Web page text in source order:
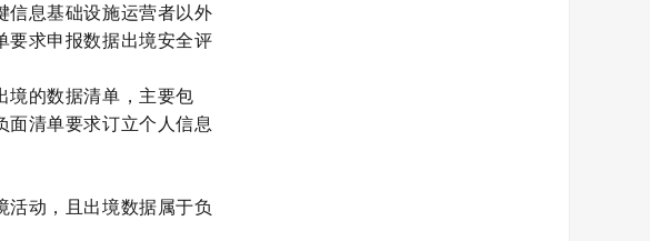
信息基础设施运营者以外
要求申报数据出境安全评
境的数据清单，主要包
面清单要求订立个人信息
活动，且出境数据属于负